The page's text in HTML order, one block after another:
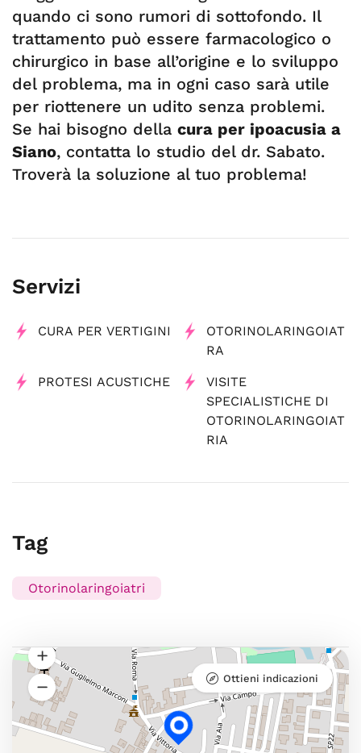
quando ci sono rumori di sottofondo. Il
trattamento può essere farmacologico o
chirurgico in base all’origine e lo sviluppo
del problema, ma in ogni caso sarà utile
per riottenere un udito senza problemi.
Se hai bisogno della cura per ipoacusia a
Siano, contatta lo studio del dr. Sabato.
Troverà la soluzione al tuo problema!
Servizi
CURA PER VERTIGINI
OTORINOLARINGOIAT
RA
PROTESI ACUSTICHE
VISITE
SPECIALISTICHE DI
OTORINOLARINGOIAT
RIA
Tag
Otorinolaringoiatri
Ottieni indicazioni